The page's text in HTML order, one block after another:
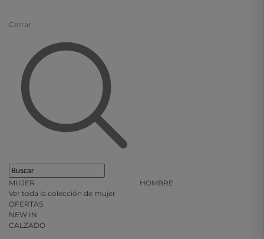
Cerrar
MUJER
HOMBRE
Ver toda la colección de mujer
OFERTAS
NEW IN
CALZADO